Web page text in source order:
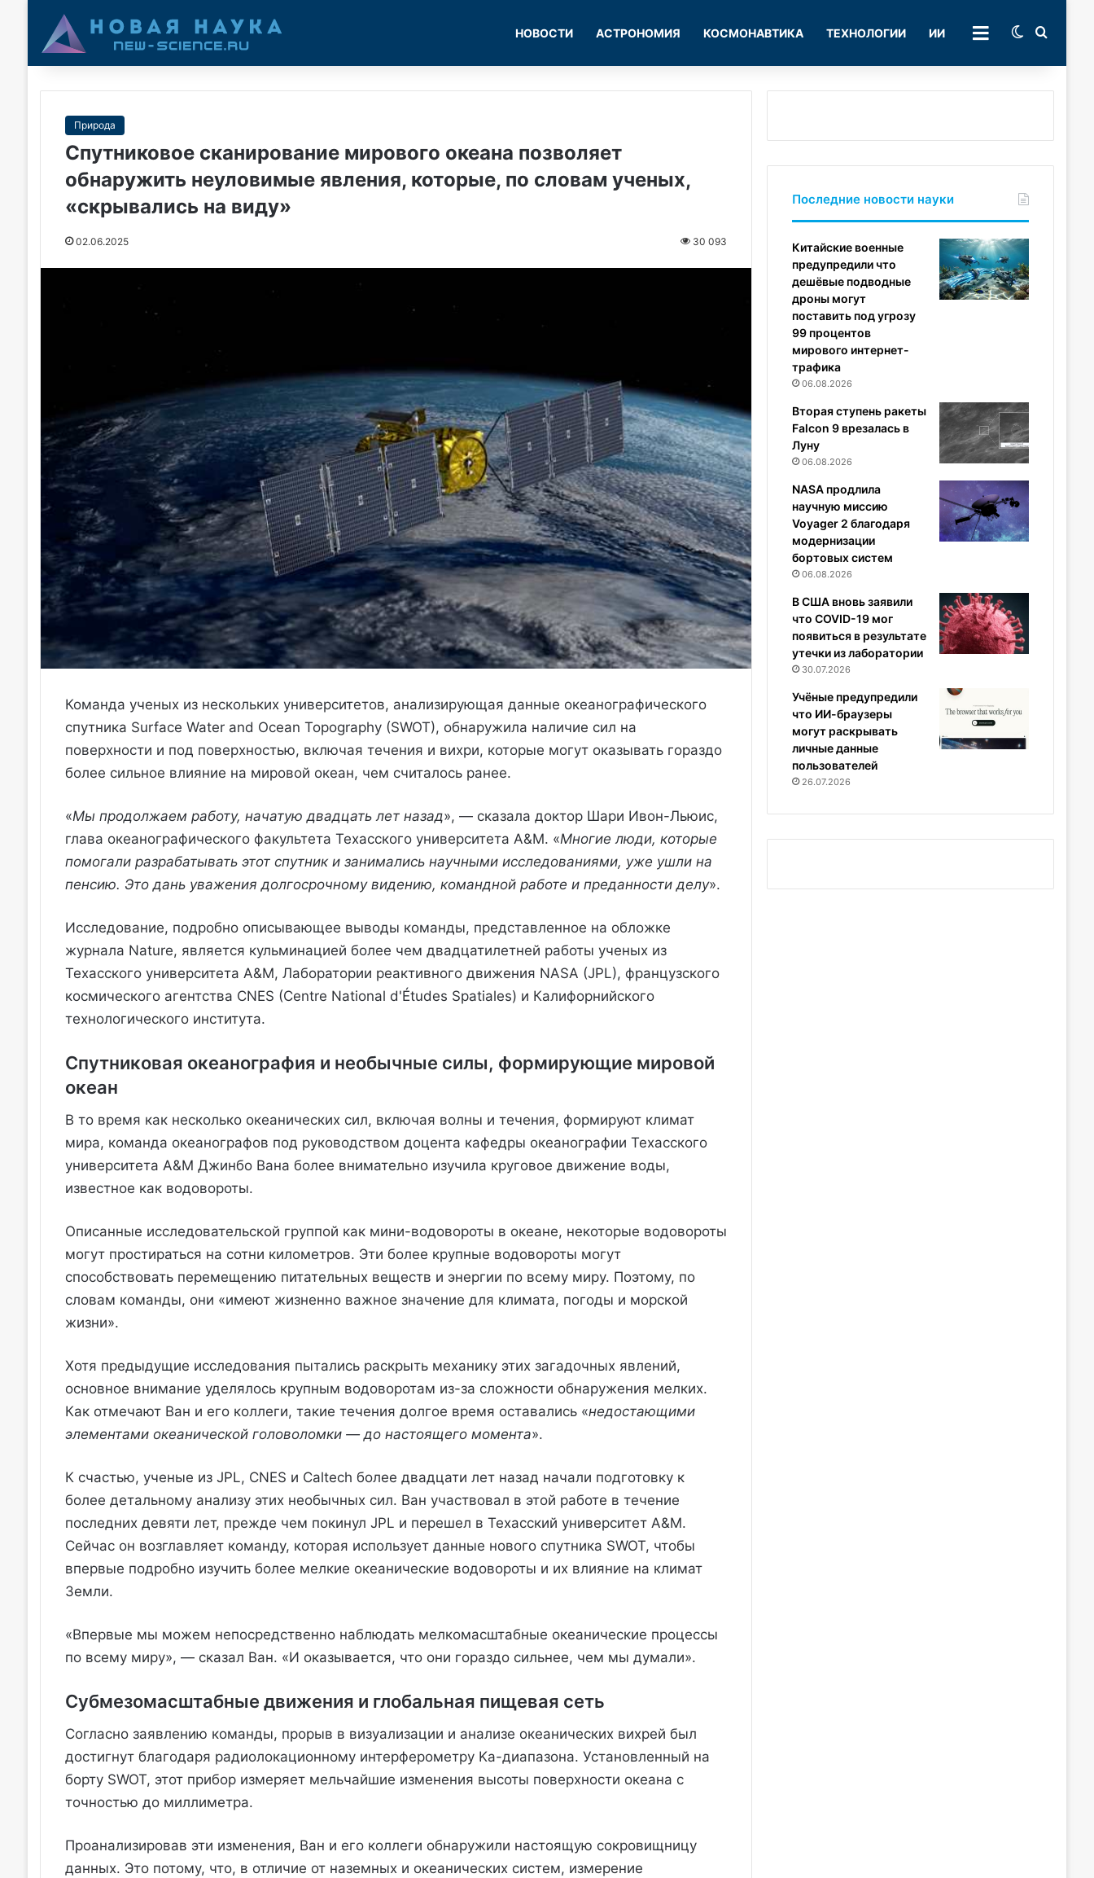
НОВОСТИ АСТРОНОМИЯ КОСМОНАВТИКА ТЕХНОЛОГИИ ИИ РУБРИКИSwitch skin
Природа
Спутниковое сканирование мирового океана позволяет
обнаружить неуловимые явления, которые, по словам ученых,
«скрывались на виду»
02.06.2025 30 093
Команда ученых из нескольких университетов, анализирующая данные океанографического
спутника Surface Water and Ocean Topography (SWOT), обнаружила наличие сил на
поверхности и под поверхностью, включая течения и вихри, которые могут оказывать гораздо
более сильное влияние на мировой океан, чем считалось ранее.
«Мы продолжаем работу, начатую двадцать лет назад», — сказала доктор Шари Ивон-Льюис,
глава океанографического факультета Техасского университета A&M. «Многие люди, которые
помогали разрабатывать этот спутник и занимались научными исследованиями, уже ушли на
пенсию. Это дань уважения долгосрочному видению, командной работе и преданности делу».
Исследование, подробно описывающее выводы команды, представленное на обложке
журнала Nature, является кульминацией более чем двадцатилетней работы ученых из
Техасского университета A&M, Лаборатории реактивного движения NASA (JPL), французского
космического агентства CNES (Centre National d'Études Spatiales) и Калифорнийского
технологического института.
Спутниковая океанография и необычные силы, формирующие мировой
океан
В то время как несколько океанических сил, включая волны и течения, формируют климат
мира, команда океанографов под руководством доцента кафедры океанографии Техасского
университета A&M Джинбо Вана более внимательно изучила круговое движение воды,
известное как водовороты.
Описанные исследовательской группой как мини-водовороты в океане, некоторые водовороты
могут простираться на сотни километров. Эти более крупные водовороты могут
способствовать перемещению питательных веществ и энергии по всему миру. Поэтому, по
словам команды, они «имеют жизненно важное значение для климата, погоды и морской
жизни».
Хотя предыдущие исследования пытались раскрыть механику этих загадочных явлений,
основное внимание уделялось крупным водоворотам из-за сложности обнаружения мелких.
Как отмечают Ван и его коллеги, такие течения долгое время оставались «недостающими
элементами океанической головоломки — до настоящего момента».
К счастью, ученые из JPL, CNES и Caltech более двадцати лет назад начали подготовку к
более детальному анализу этих необычных сил. Ван участвовал в этой работе в течение
последних девяти лет, прежде чем покинул JPL и перешел в Техасский университет A&M.
Сейчас он возглавляет команду, которая использует данные нового спутника SWOT, чтобы
впервые подробно изучить более мелкие океанические водовороты и их влияние на климат
Земли.
«Впервые мы можем непосредственно наблюдать мелкомасштабные океанические процессы
по всему миру», — сказал Ван. «И оказывается, что они гораздо сильнее, чем мы думали».
Субмезомасштабные движения и глобальная пищевая сеть
Согласно заявлению команды, прорыв в визуализации и анализе океанических вихрей был
достигнут благодаря радиолокационному интерферометру Ka-диапазона. Установленный на
борту SWOT, этот прибор измеряет мельчайшие изменения высоты поверхности океана с
точностью до миллиметра.
Проанализировав эти изменения, Ван и его коллеги обнаружили настоящую сокровищницу
данных. Это потому, что, в отличие от наземных и океанических систем, измерение
Последние новости науки
Китайские военные
предупредили что
дешёвые подводные
дроны могут
поставить под угрозу
99 процентов
мирового интернет-
трафика
06.08.2026
Вторая ступень ракеты
Falcon 9 врезалась в
Луну
06.08.2026
NASA продлила
научную миссию
Voyager 2 благодаря
модернизации
бортовых систем
06.08.2026
В США вновь заявили
что COVID-19 мог
появиться в результате
утечки из лаборатории
30.07.2026
Учёные предупредили
что ИИ-браузеры
могут раскрывать
личные данные
пользователей
26.07.2026